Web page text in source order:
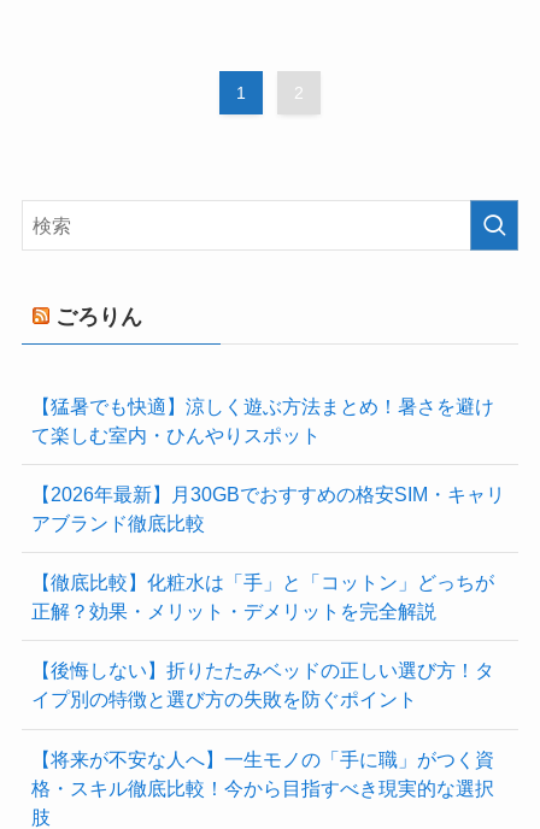
1 2
ごろりん
【猛暑でも快適】涼しく遊ぶ方法まとめ！暑さを避け
て楽しむ室内・ひんやりスポット
【2026年最新】月30GBでおすすめの格安SIM・キャリ
アブランド徹底比較
【徹底比較】化粧水は「手」と「コットン」どっちが
正解？効果・メリット・デメリットを完全解説
【後悔しない】折りたたみベッドの正しい選び方！タ
イプ別の特徴と選び方の失敗を防ぐポイント
【将来が不安な人へ】一生モノの「手に職」がつく資
格・スキル徹底比較！今から目指すべき現実的な選択
肢